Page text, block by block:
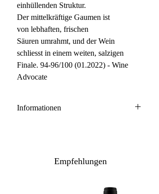
einhüllenden Struktur.
Der mittelkräftige Gaumen ist
von lebhaften, frischen
Säuren umrahmt, und der Wein
schliesst in einem weiten, salzigen
Finale. 94-96/100 (01.2022) - Wine
Advocate
Informationen
Ausbau: 12-18 Monate Barrique
Empfehlungen